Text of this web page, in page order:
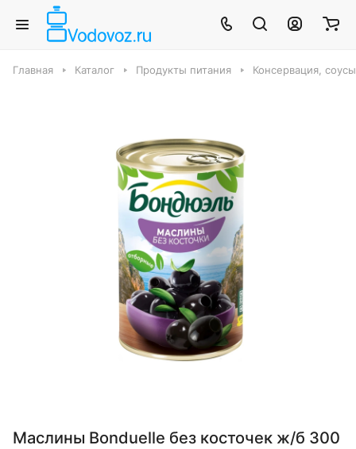
Главная Каталог Продукты питания Консервация,
Маслины Bonduelle без косточек ж/б 300